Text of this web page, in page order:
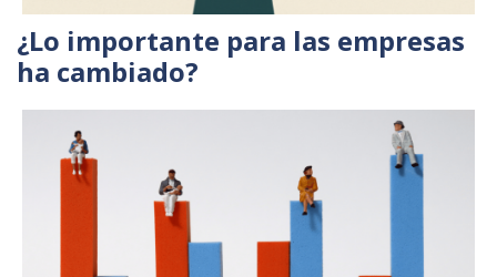
¿Lo importante para las empresas
ha cambiado?